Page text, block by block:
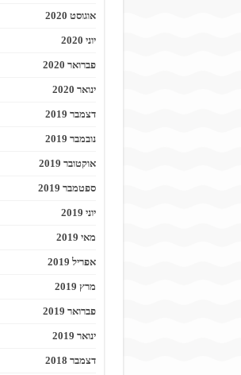
אוגוסט 2020
יוני 2020
פברואר 2020
ינואר 2020
דצמבר 2019
נובמבר 2019
אוקטובר 2019
ספטמבר 2019
יוני 2019
מאי 2019
אפריל 2019
מרץ 2019
פברואר 2019
ינואר 2019
דצמבר 2018